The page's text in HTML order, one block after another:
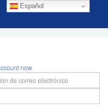
Español
now